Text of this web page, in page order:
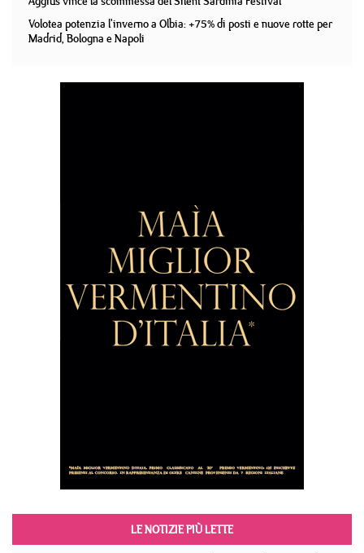
Volotea potenzia l'inverno a Olbia: +75% di posti e nuove rotte per
Madrid, Bologna e Napoli
LE NOTIZIE PIÙ LETTE